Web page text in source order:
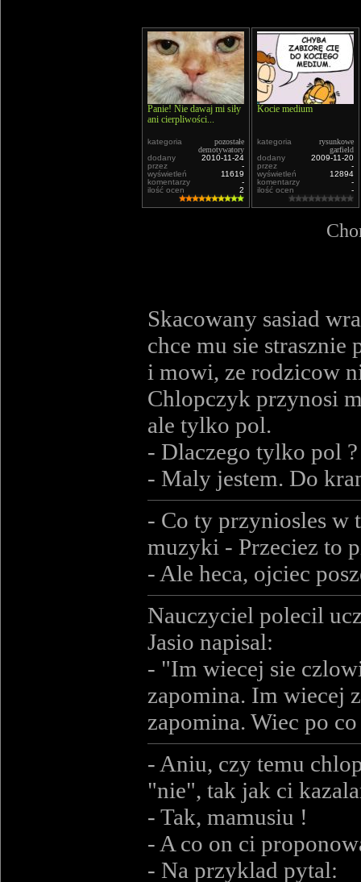
Panie! Nie dawaj mi siły
ani cierpliwości...
kategoria
pozostałe
demotywatory
dodany
2010-11-24
przez
-
wyświetleń
11619
komentarzy
-
ilość ocen
2
Kocie medium
kategoria
rysunkowe
garfield
dodany
2009-11-20
przez
-
wyświetleń
12894
komentarzy
-
ilość ocen
-
Skacowany sasiad
chce mu sie
i mowi, ze rodzicow
Chlopczyk przynosi
ale tylko pol.
- Dlaczego tylko pol
- Maly jestem. Do
- Co ty przyniosles w
muzyki - Przeciez to
- Ale heca, ojciec
Nauczyciel polecil
Jasio napisal:
- "Im wiecej sie
zapomina. Im wiecej
zapomina. Wiec po
- Aniu, czy temu
"nie", tak jak ci
- Tak, mamusiu !
- A co on ci
- Na przyklad pytal: